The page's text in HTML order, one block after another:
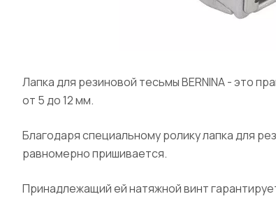
Лапка для резиновой тесьмы BERNINA - это
от 5 до 12 мм.
Благодаря специальному ролику лапка для
равномерно пришивается.
Принадлежащий ей натяжной винт